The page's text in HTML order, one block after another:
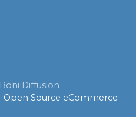
Diffusion
Open Source eCommerce